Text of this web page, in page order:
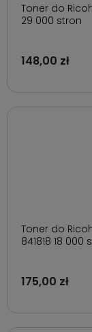
Toner do
29 000 stron
148,00 zł
Toner do
841818 18 000
175,00 zł